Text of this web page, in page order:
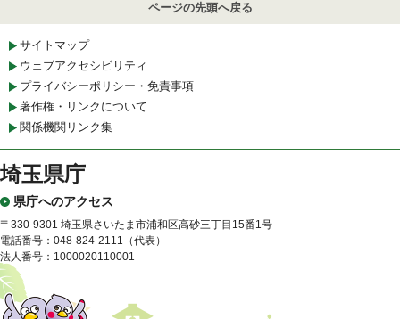
ページの先頭へ戻る
サイトマップ
ウェブアクセシビリティ
プライバシーポリシー・免責事項
著作権・リンクについて
関係機関リンク集
埼玉県庁
県庁へのアクセス
〒330-9301 埼玉県さいたま市浦和区高砂三丁目15番1号
電話番号：048-824-2111（代表）
法人番号：1000020110001